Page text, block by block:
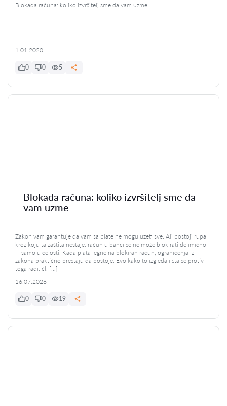
Blokada računa: koliko izvršitelj sme da vam uzme
1.01.2020
0 0 5
Blokada računa: koliko izvršitelj sme da
vam uzme
Zakon vam garantuje da vam sa plate ne mogu uzeti sve. Ali postoji rupa
kroz koju ta zaštita nestaje: račun u banci se ne može blokirati delimično
— samo u celosti. Kada plata legne na blokiran račun, ograničenja iz
zakona praktično prestaju da postoje. Evo kako to izgleda i šta se protiv
toga radi. čl. […]
16.07.2026
0 0 19